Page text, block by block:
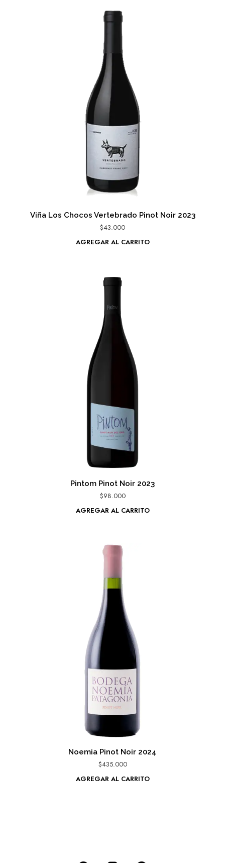
Viña Los Chocos Vertebrado Pinot Noir 2023
$43.000
AGREGAR AL CARRITO
Pintom Pinot Noir 2023
$98.000
AGREGAR AL CARRITO
Noemia Pinot Noir 2024
$435.000
AGREGAR AL CARRITO